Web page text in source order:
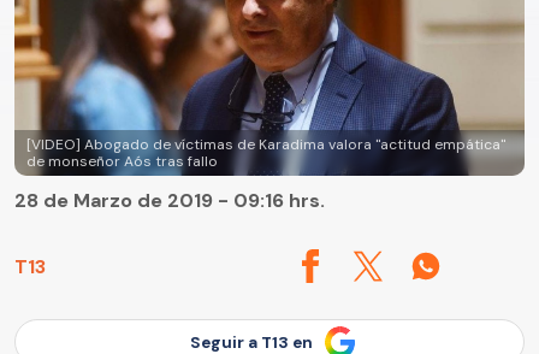
[VIDEO] Abogado de víctimas de Karadima valora "actitud empática"
de monseñor Aós tras fallo
T13
28 de Marzo de 2019 - 09:16 hrs.
Seguir a T13 en